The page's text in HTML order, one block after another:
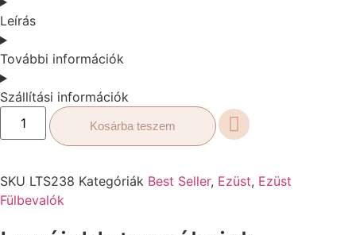
Leírás
További információk
Szállítási információk
Kosárba teszem
SKU LTS238 Kategóriák Best Seller, Ezüst, Ezüst
Fülbevalók